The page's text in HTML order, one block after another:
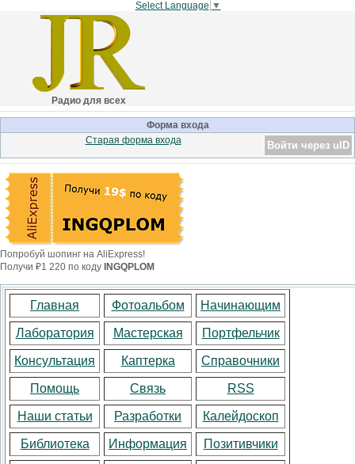
Select Language ▼
Радио для всех
Форма входа
Войти через uID
Старая форма входа
Попробуй шопинг на AliExpress!
Получи ₽1 220 по коду INGQPLOM
Главная Фотоальбом Начинающим
Лаборатория Мастерская Портфельчик
Консультация Каптерка Справочники
Помощь Связь RSS
Наши статьи Разработки Калейдоскоп
Библиотека Информация Позитивчики